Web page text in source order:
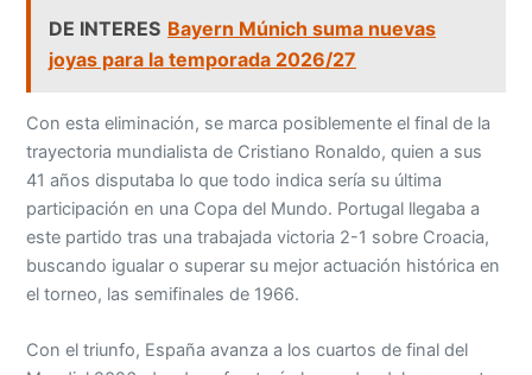
DE INTERES Bayern Múnich suma nuevas
joyas para la temporada 2026/27
Con esta eliminación, se marca posiblemente el final de la
trayectoria mundialista de Cristiano Ronaldo, quien a sus
41 años disputaba lo que todo indica sería su última
participación en una Copa del Mundo. Portugal llegaba a
este partido tras una trabajada victoria 2-1 sobre Croacia,
buscando igualar o superar su mejor actuación histórica en
el torneo, las semifinales de 1966.
Con el triunfo, España avanza a los cuartos de final del